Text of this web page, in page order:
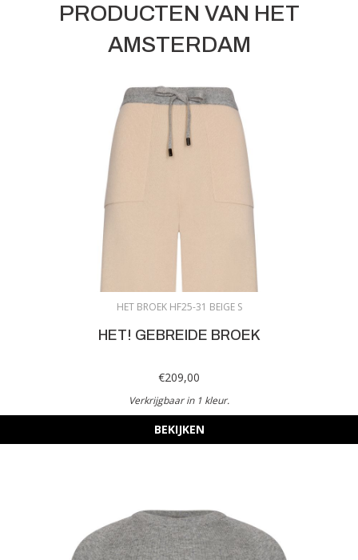
PRODUCTEN VAN HET
AMSTERDAM
HET BROEK HF25-31 BEIGE S
HET! GEBREIDE BROEK
€209,00
Verkrijgbaar in 1 kleur.
BEKIJKEN